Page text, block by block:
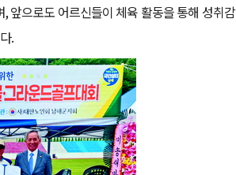
앞으로도 어르신들이 체육 활동을 통해 성취감
.